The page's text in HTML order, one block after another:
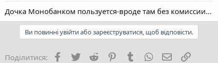
Дочка Монобанком пользуется-вроде там без комиссии...
Ви повинні увійти або зареєструватися, щоб відповісти.
Поділитися: Facebook
Twitter Reddit PinterestTumblrWhatsApp
E-mail